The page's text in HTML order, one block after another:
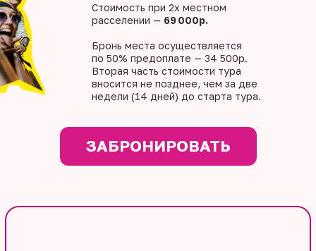
Стоимость при 2х местном
расселении — 69 000р.
Бронь места осуществляется
по 50% предоплате — 34 500р.
Вторая часть стоимости тура
вносится не позднее, чем за две
недели (14 дней) до старта тура.
ЗАБРОНИРОВАТЬ